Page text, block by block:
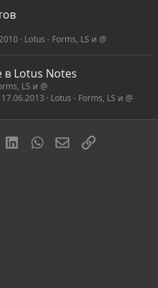
Lotus - Forms, LS и @
Lotus Notes
LS и @
Lotus - Forms, LS и @
17.06.2013
LinkedInWhatsAppЭлектронная
Ссылка